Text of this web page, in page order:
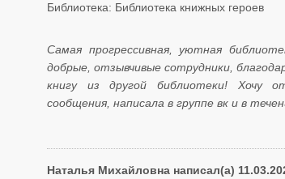
Библиотека: Библиотека книжных героев
Самая прогрессивная, уютная
добрые, отзывчивые сотрудники,
книгу из другой библиотеки! Хочу
сообщения, написала в группе вк и в
Наталья Михайловна написал(а)